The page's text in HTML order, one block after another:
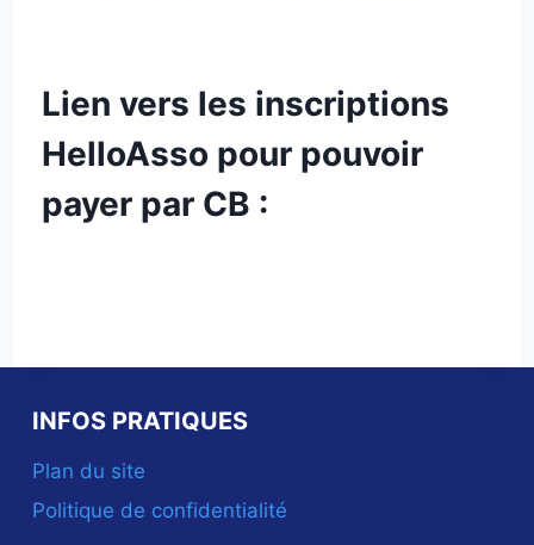
Lien vers les inscriptions
HelloAsso pour pouvoir
payer par CB :
INFOS PRATIQUES
Plan du site
Politique de confidentialité